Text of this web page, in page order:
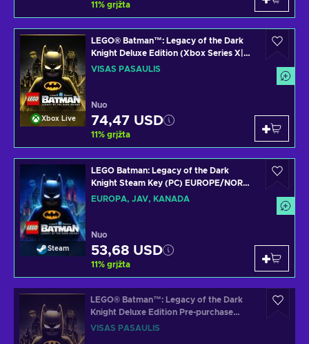
11% grįžta
Xbox Live
LEGO® Batman™: Legacy of the Dark
Knight Deluxe Edition (Xbox Series X|S)
XBOX LIVE Key GLOBAL
VISAS PASAULIS
Nuo
74,47 USD
11% grįžta
Steam
LEGO Batman: Legacy of the Dark
Knight Steam Key (PC) EUROPE/NORTH
AMERICA
EUROPA, JAV, KANADA
Nuo
53,68 USD
11% grįžta
LEGO® Batman™: Legacy of the Dark
Knight Deluxe Edition Pre-purchase
(Xbox Series X|S) XBOX LIVE Key
VISAS PASAULIS